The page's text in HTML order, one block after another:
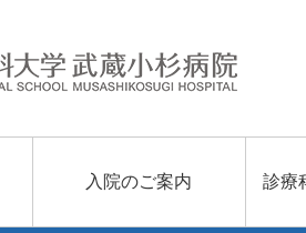
入院のご案内 診療